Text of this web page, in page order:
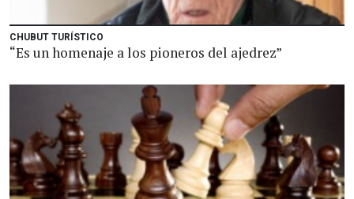
CHUBUT TURÍSTICO
“Es un homenaje a los pioneros del ajedrez”